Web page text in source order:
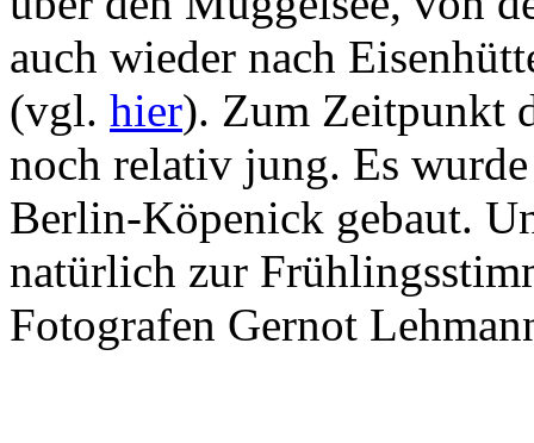
auch wieder nach
(vgl. hier). Zum Zeitpunkt
noch relativ jung. Es
Berlin-Köpenick gebaut.
natürlich zur
Fotografen Gernot